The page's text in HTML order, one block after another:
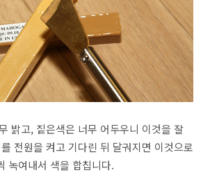
밝고, 짙은색은 너무 어두우니 이것을 잘
전원을 켜고 기다린 뒤 달궈지면 이것으로
녹여내서 색을 합칩니다.